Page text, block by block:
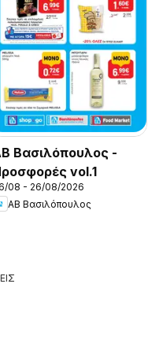
Βασιλόπουλος -
vol.1
08 - 26/08/2026
ΑΒ Βασιλόπουλος